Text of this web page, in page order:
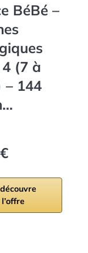
BéBé –
(7 à
– 144
découvre
l’offre